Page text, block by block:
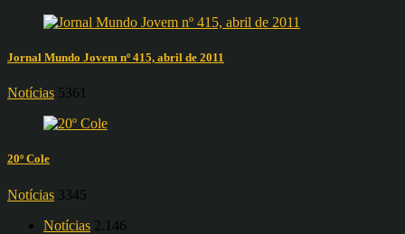
Jornal Mundo Jovem nº 415, abril de 2011
Notícias 5361
20º Cole
Notícias 3345
Notícias 2.146